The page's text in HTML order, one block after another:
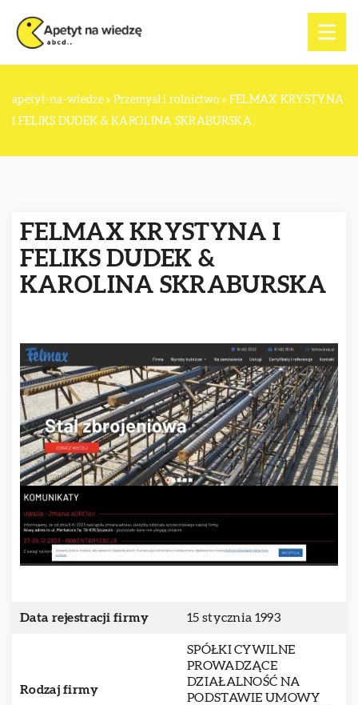
apetyt-na-wiedze» Przemysł i rolnictwo » FELMAX KRYSTYNA
I FELIKS DUDEK & KAROLINA SKRABURSKA
FELMAX KRYSTYNA I
FELIKS DUDEK &
KAROLINA SKRABURSKA
Data rejestracji firmy 15 stycznia 1993
Rodzaj firmy
SPÓŁKI CYWILNE
PROWADZĄCE
DZIAŁALNOŚĆ NA
PODSTAWIE UMOWY